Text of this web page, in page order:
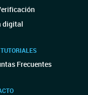
digital
Frecuentes